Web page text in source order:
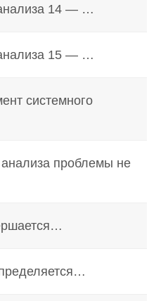
14 — …
15 — …
системного
проблемы не